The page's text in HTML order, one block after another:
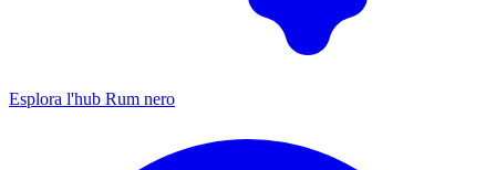
Esplora l'hub Rum nero